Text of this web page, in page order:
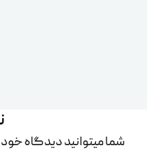
شما میتوانید دیدگاه خود